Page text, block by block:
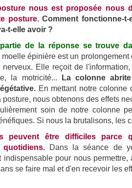
nous est proposée nous
posture.Comment fonctionne-
t-elle avoir ?
de la réponse se trouve
moelle épinière est un
nerveux. Elle reçoit de
la motricité...
La colonne
En mettant notre colonne
posture, nous obtenons des effets
soin de notre colonne
Si nous la brutalisons, les
peuvent être difficiles parce
quotidiens.
Dans la séance de
indispensable pour nous
se faire mal et d'en recevoir les